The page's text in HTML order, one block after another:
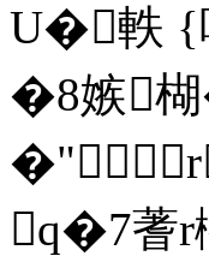
U�軼 {
�8嫉
q�7蓍r